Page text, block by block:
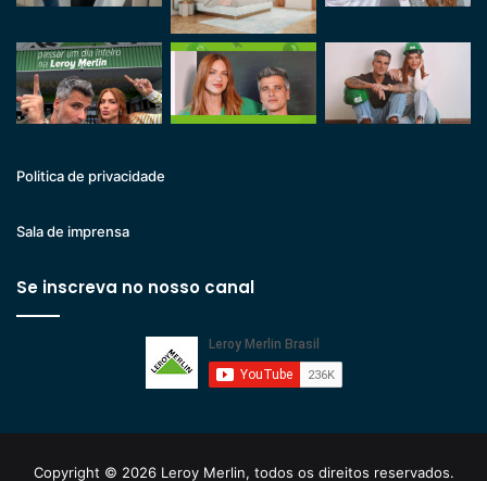
Politica de privacidade
Sala de imprensa
Se inscreva no nosso canal
Copyright © 2026 Leroy Merlin, todos os direitos reservados.